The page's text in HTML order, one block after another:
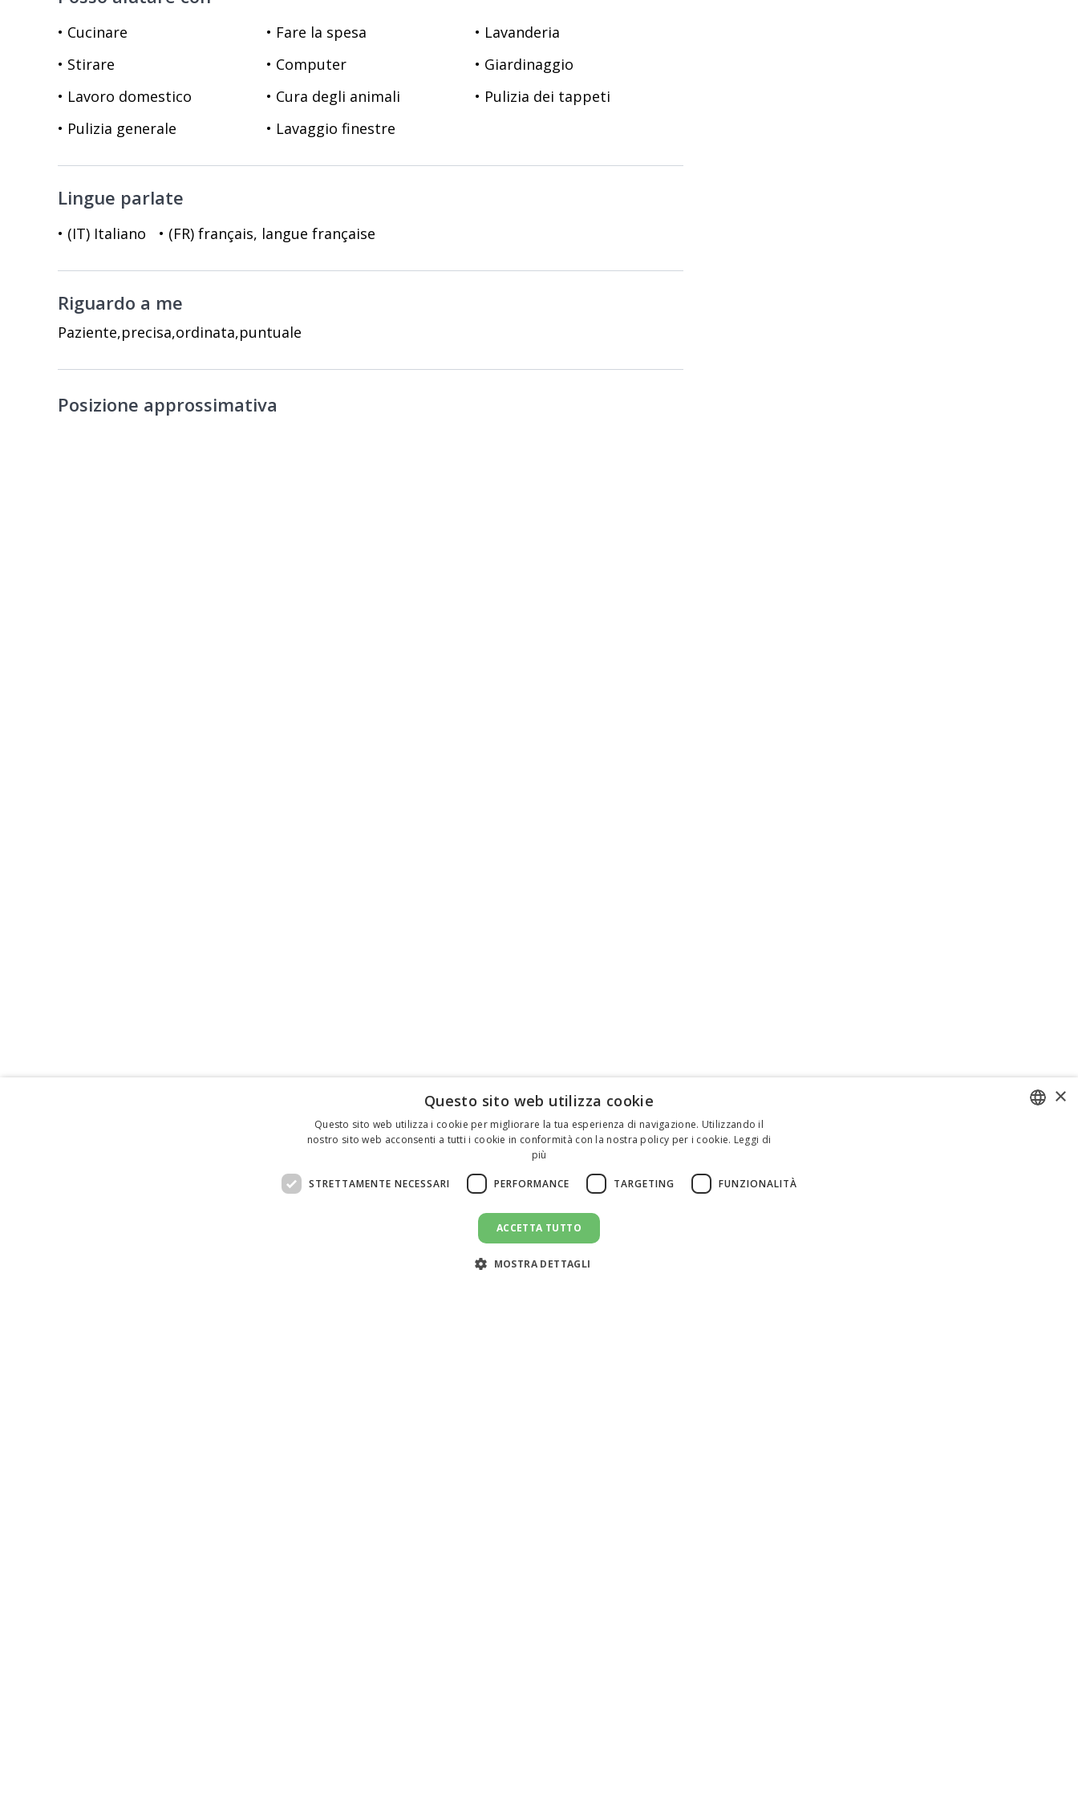
• Cucinare • Fare la spesa
• Lavanderia
• Stirare
• Computer
• Giardinaggio
• Lavoro domestico
• Cura degli animali
• Pulizia dei tappeti
• Pulizia generale
• Lavaggio finestre
Lingue parlate
• (IT) Italiano • (FR) français, langue française
Riguardo a me
Paziente,precisa,ordinata,puntuale
Posizione approssimativa
×
Questo sito web utilizza cookie
Questo sito web utilizza i cookie per migliorare la tua esperienza di navigazione. Utilizzando il
nostro sito web acconsenti a tutti i cookie in conformità con la nostra policy per i cookie. Leggi di
più
STRETTAMENTE NECESSARI PERFORMANCE TARGETING FUNZIONALITÀ
ACCETTA TUTTO
MOSTRA DETTAGLI